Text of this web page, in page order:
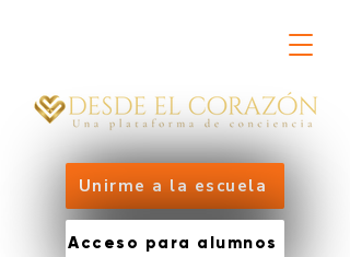
Unirme a la escuela
Acceso para alumnos